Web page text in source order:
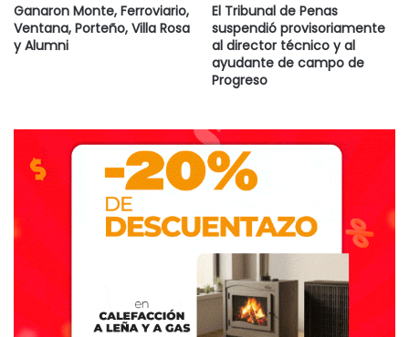
Ganaron Monte, Ferroviario,
Ventana, Porteño, Villa Rosa
y Alumni
El Tribunal de Penas
suspendió provisoriamente
al director técnico y al
ayudante de campo de
Progreso